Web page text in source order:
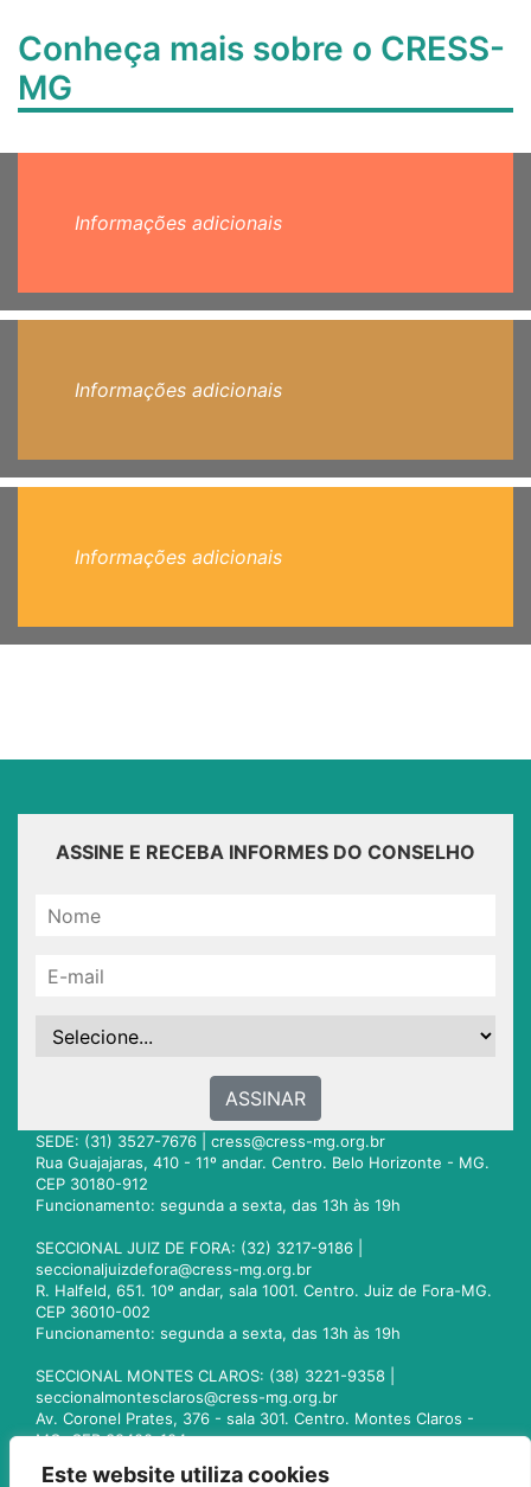
Este website utiliza cookies
Conheça mais sobre o CRESS-
MG
Informações adicionais
Informações adicionais
Informações adicionais
ASSINE E RECEBA INFORMES DO CONSELHO
ASSINAR
SEDE: (31) 3527-7676 | cress@cress-mg.org.br
Rua Guajajaras, 410 - 11º andar. Centro. Belo Horizonte - MG.
CEP 30180-912
Funcionamento: segunda a sexta, das 13h às 19h
SECCIONAL JUIZ DE FORA: (32) 3217-9186 |
seccionaljuizdefora@cress-mg.org.br
R. Halfeld, 651. 10º andar, sala 1001. Centro. Juiz de Fora-MG.
CEP 36010-002
Funcionamento: segunda a sexta, das 13h às 19h
SECCIONAL MONTES CLAROS: (38) 3221-9358 |
seccionalmontesclaros@cress-mg.org.br
Av. Coronel Prates, 376 - sala 301. Centro. Montes Claros -
MG. CEP 39400-104